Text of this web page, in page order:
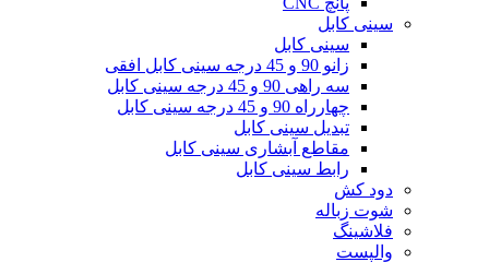
سینی کابل
سینی کابل
زانو 90 و 45 درجه سینی کابل افقی
سه راهی 90 و 45 درجه سینی کابل
چهارراه 90 و 45 درجه سینی کابل
تبدیل سینی کابل
مقاطع آبشاری سینی کابل
رابط سینی کابل
دود کش
شوت زباله
فلاشینگ
والپست